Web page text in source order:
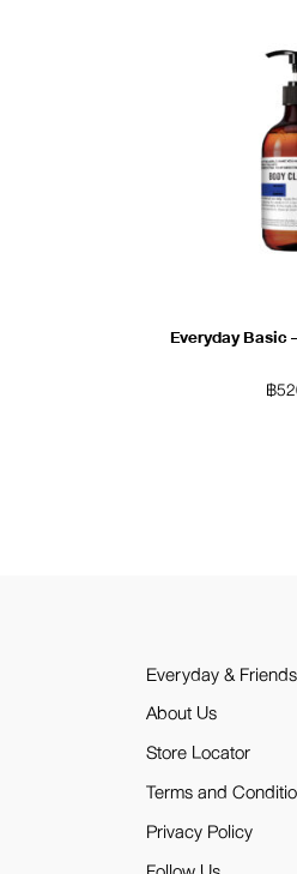
Everyday Basic
฿
Everyday & Friends
About Us
Store Locator
Terms and
Privacy Policy